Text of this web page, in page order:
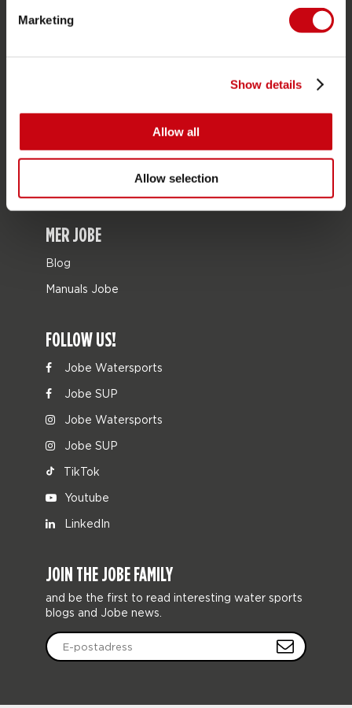
Marketing
Show details
Allow all
Allow selection
Bags
Leisure
Mix & Match
MER JOBE
Blog
Manuals Jobe
FOLLOW US!
Jobe Watersports
Jobe SUP
Jobe Watersports
Jobe SUP
TikTok
Youtube
LinkedIn
JOIN THE JOBE FAMILY
and be the first to read interesting water sports
blogs and Jobe news.